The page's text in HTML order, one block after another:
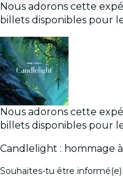
Nous adorons cette
billets disponibles pour
Nous adorons cette
billets disponibles pour
Candlelight : hommage
Souhaites-tu être